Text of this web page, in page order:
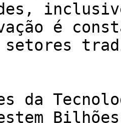
é
setores